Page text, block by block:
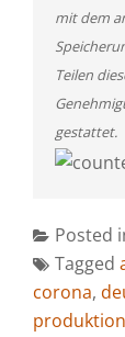
mit dem
Teilen
gestattet.
Posted
Tagged
corona,